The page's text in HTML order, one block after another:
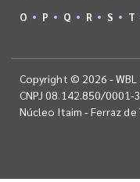
O
P Q R S T
Copyright © 2026 - WBL
CNPJ 08.142.850/0001-
Núcleo Itaim - Ferraz de